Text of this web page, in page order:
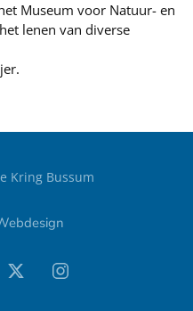
Museum voor Natuur- en
lenen van diverse
Kring Bussum